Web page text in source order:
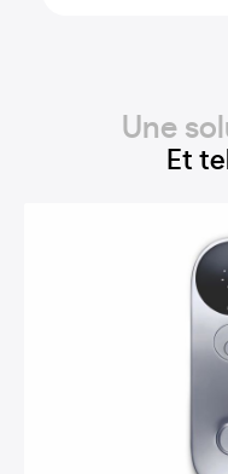
Une
Et